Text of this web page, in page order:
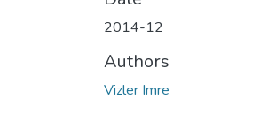
2014-12
Authors
Vizler Imre